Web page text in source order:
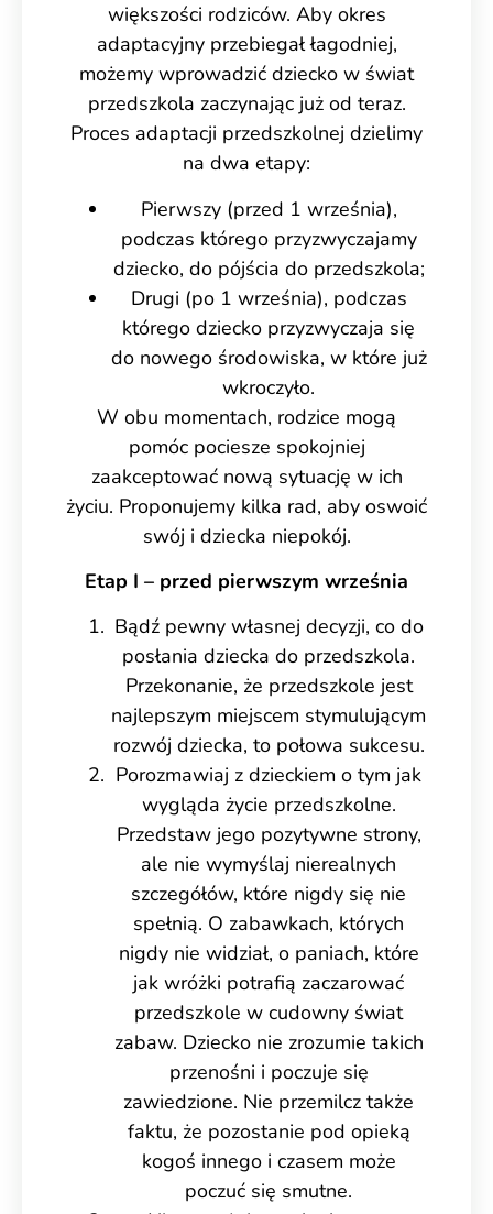
większości rodziców. Aby okres
adaptacyjny przebiegał łagodniej,
możemy wprowadzić dziecko w świat
przedszkola zaczynając już od teraz.
Proces adaptacji przedszkolnej dzielimy
na dwa etapy:
Pierwszy (przed 1 września),
podczas którego przyzwyczajamy
dziecko, do pójścia do przedszkola;
Drugi (po 1 września), podczas
którego dziecko przyzwyczaja się
do nowego środowiska, w które już
wkroczyło.
W obu momentach, rodzice mogą
pomóc pociesze spokojniej
zaakceptować nową sytuację w ich
życiu. Proponujemy kilka rad, aby oswoić
swój i dziecka niepokój.
Etap I – przed pierwszym września
Bądź pewny własnej decyzji, co do
posłania dziecka do przedszkola.
Przekonanie, że przedszkole jest
najlepszym miejscem stymulującym
rozwój dziecka, to połowa sukcesu.
Porozmawiaj z dzieckiem o tym jak
wygląda życie przedszkolne.
Przedstaw jego pozytywne strony,
ale nie wymyślaj nierealnych
szczegółów, które nigdy się nie
spełnią. O zabawkach, których
nigdy nie widział, o paniach, które
jak wróżki potrafią zaczarować
przedszkole w cudowny świat
zabaw. Dziecko nie zrozumie takich
przenośni i poczuje się
zawiedzione. Nie przemilcz także
faktu, że pozostanie pod opieką
kogoś innego i czasem może
poczuć się smutne.